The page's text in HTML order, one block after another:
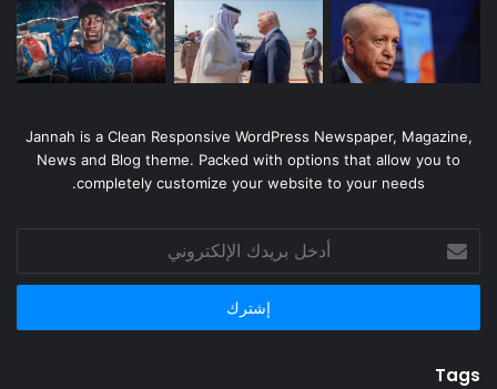
Jannah is a Clean Responsive WordPress Newspaper, Magazine,
News and Blog theme. Packed with options that allow you to
completely customize your website to your needs.
أدخل
بريدك
الإلكتروني
Tags